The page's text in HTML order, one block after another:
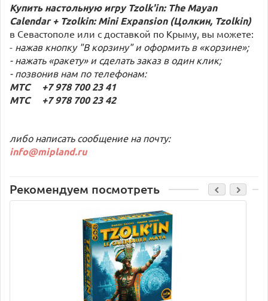
Купить настольную игру Tzolk'in: The Mayan
Calendar + Tzolkin: Mini Expansion (Цолкин, Tzolkin)
в Севастополе или с доставкой по Крыму, вы можете:
- нажав кнопку "В корзину" и оформить в «корзине»;
- нажать «ракету» и сделать заказ в один клик;
- позвонив нам по телефонам:
МТС +7 978 700 23 41
МТС +7 978 700 23 42
либо написать сообщение на почту:
info@mipland.ru
Рекомендуем посмотреть